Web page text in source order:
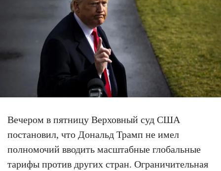
Вечером в пятницу Верховный суд США
постановил, что Дональд Трамп не имел
полномочий вводить масштабные глобальные
тарифы против других стран. Ограничительная